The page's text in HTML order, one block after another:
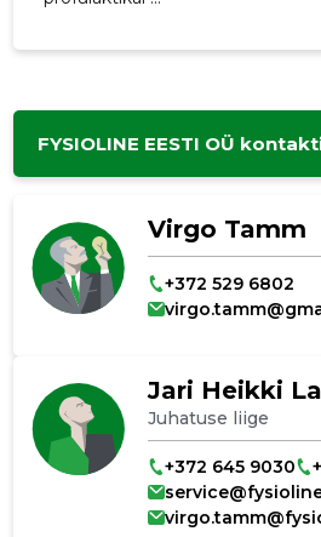
FYSIOLINE EESTI OÜ
Virgo Tamm
+372 529 6802
Jari Heikki
Juhatuse liige
+372 645 9030